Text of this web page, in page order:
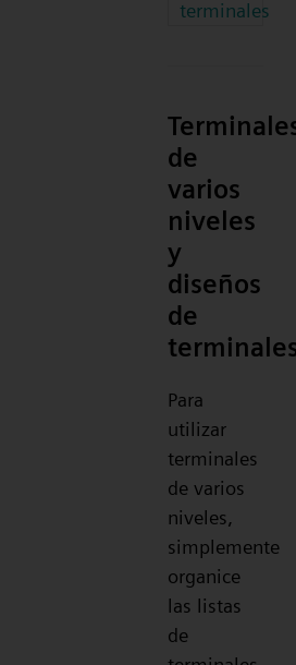
terminales
de
varios
niveles
y
diseños
de
Para
utilizar
terminales
de varios
niveles,
simplemente
organice
las listas
de